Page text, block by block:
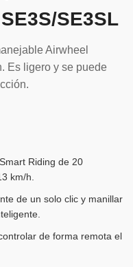
SE3SL
Airwheel
Es ligero y se puede
Riding de 20
km/h.
de un solo clic y manillar
de forma remota el